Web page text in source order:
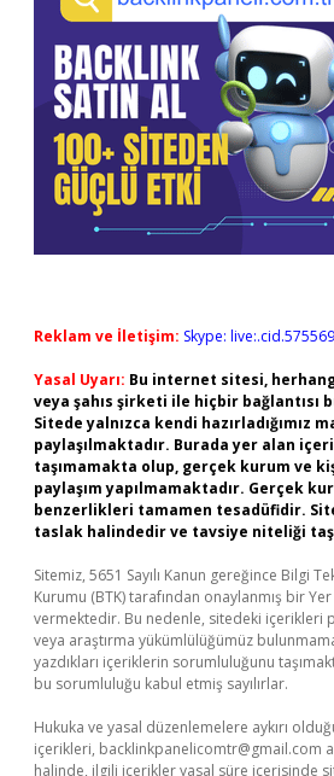
Reklam ve İletişim: Skype:
Yasal Uyarı: Bu internet sitesi,
veya şahıs şirketi ile hiçbir bağlantısı
Sitede yalnızca kendi hazırladığımız
paylaşılmaktadır. Burada yer alan
taşımamakta olup, gerçek kurum ve
paylaşım yapılmamaktadır. Gerçek
benzerlikleri tamamen tesadüfidir.
taslak halindedir ve tavsiye niteliği
Sitemiz, 5651 Sayılı Kanun gereğince Bilgi
Kurumu (BTK) tarafından onaylanmış bir
vermektedir. Bu nedenle, sitedeki içerikleri
veya araştırma yükümlülüğümüz
yazdıkları içeriklerin sorumluluğunu
bu sorumluluğu kabul etmiş sayılırlar.
Hukuka ve yasal düzenlemelere aykırı
içerikleri, backlinkpanelicomtr@gmail.com
halinde, ilgili içerikler yasal süre içerisinde